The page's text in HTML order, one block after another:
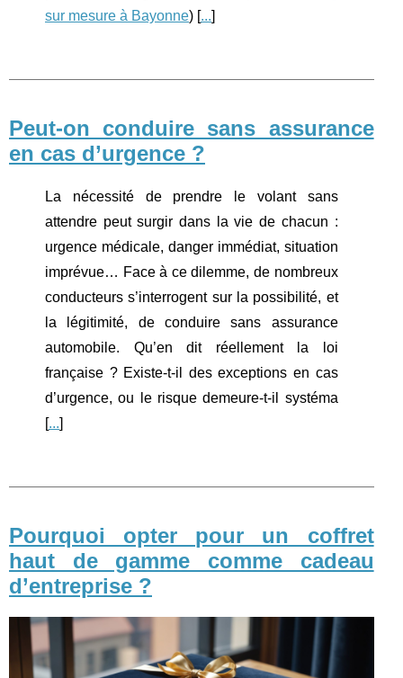
sur mesure à Bayonne) [...]
Peut-on conduire sans assurance
en cas d’urgence ?
La nécessité de prendre le volant sans
attendre peut surgir dans la vie de chacun :
urgence médicale, danger immédiat, situation
imprévue… Face à ce dilemme, de nombreux
conducteurs s’interrogent sur la possibilité, et
la légitimité, de conduire sans assurance
automobile. Qu’en dit réellement la loi
française ? Existe-t-il des exceptions en cas
d’urgence, ou le risque demeure-t-il systéma
[...]
Pourquoi opter pour un coffret
haut de gamme comme cadeau
d’entreprise ?